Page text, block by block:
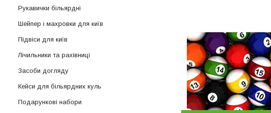
Рукавички більярдні
Шейпер і махровки для київ
Підвіси для київ
Лічильники та рахівниці
Засоби догляду
Кейси для більярдних куль
Подарункові набори